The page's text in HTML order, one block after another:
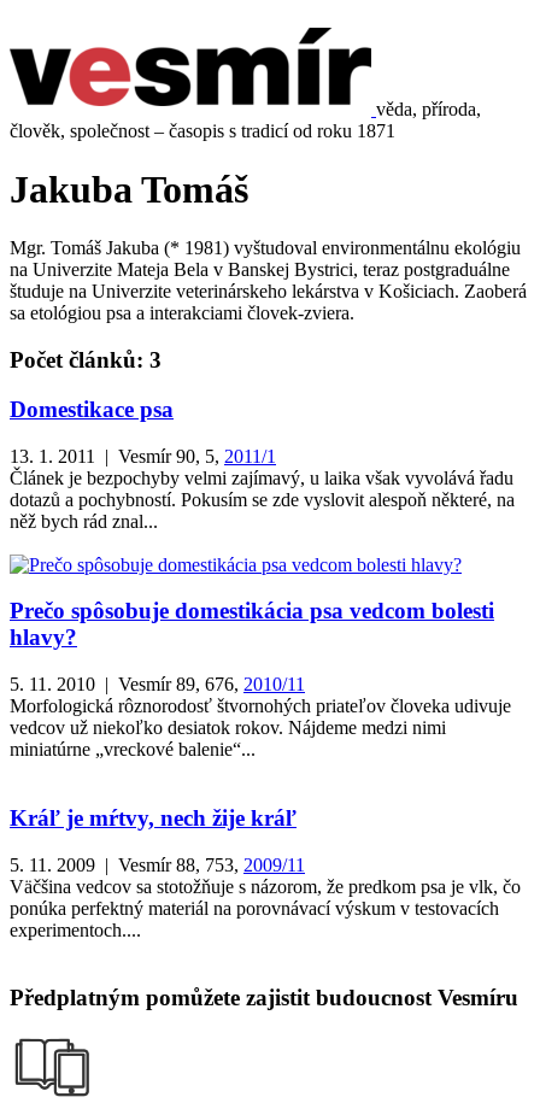
věda, příroda,
člověk, společnost – časopis s tradicí od roku 1871
Jakuba Tomáš
Mgr. Tomáš Jakuba (* 1981) vyštudoval environmentálnu ekológiu
na Univerzite Mateja Bela v Banskej Bystrici, teraz postgraduálne
študuje na Univerzite veterinárskeho lekárstva v Košiciach. Zaoberá
sa etológiou psa a interakciami človek-zviera.
Počet článků: 3
Domestikace psa
13. 1. 2011 | Vesmír 90, 5, 2011/1
Článek je bezpochyby velmi zajímavý, u laika však vyvolává řadu
dotazů a pochybností. Pokusím se zde vyslovit alespoň některé, na
něž bych rád znal...
Prečo spôsobuje domestikácia psa vedcom bolesti
hlavy?
5. 11. 2010 | Vesmír 89, 676, 2010/11
Morfologická rôznorodosť štvornohých priateľov človeka udivuje
vedcov už niekoľko desiatok rokov. Nájdeme medzi nimi
miniatúrne „vreckové balenie“...
Kráľ je mŕtvy, nech žije kráľ
5. 11. 2009 | Vesmír 88, 753, 2009/11
Väčšina vedcov sa stotožňuje s názorom, že predkom psa je vlk, čo
ponúka perfektný materiál na porovnávací výskum v testovacích
experimentoch....
Předplatným pomůžete zajistit budoucnost Vesmíru